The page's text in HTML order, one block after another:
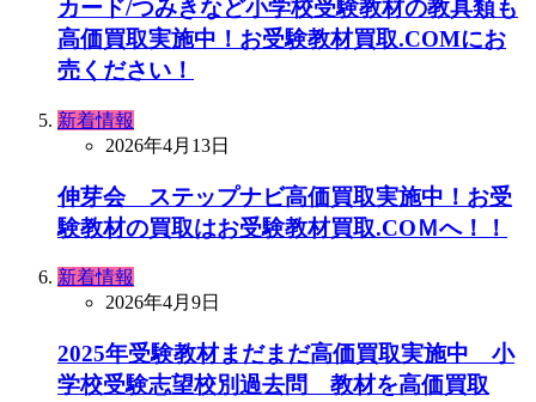
カード/つみきなど小学校受験教材の教具類も
高価買取実施中！お受験教材買取.COMにお
売ください！
新着情報
2026年4月13日
伸芽会 ステップナビ高価買取実施中！お受
験教材の買取はお受験教材買取.COＭへ！！
新着情報
2026年4月9日
2025年受験教材まだまだ高価買取実施中 小
学校受験志望校別過去問 教材を高価買取